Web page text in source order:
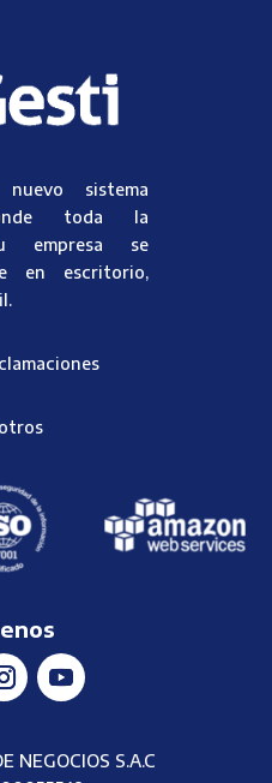
sistema
toda la
empresa se
en escritorio,
NEGOCIOS S.A.C